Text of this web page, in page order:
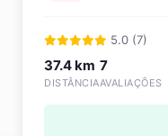
5.0 (7)
37.4 km
DISTÂNCIA
7
AVALIAÇÕES